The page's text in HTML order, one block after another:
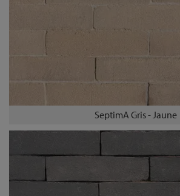
SeptimA Gris - Jaune